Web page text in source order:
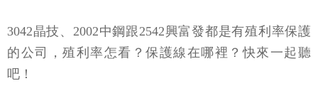
3042晶技、2002中鋼跟2542興富發都是有殖利率保護
的公司，殖利率怎看？保護線在哪裡？快來一起聽
吧！